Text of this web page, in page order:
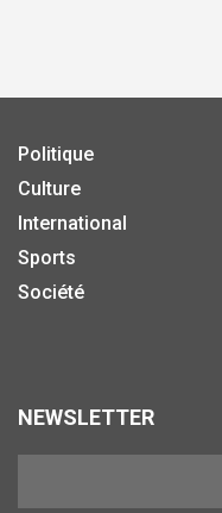
Politique
Culture
International
Sports
Société
NEWSLETTER